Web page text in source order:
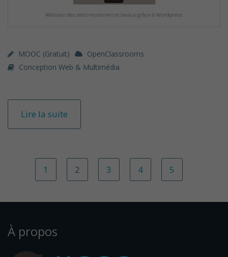
MOOC (gratuit)
OpenClassrooms
Conception Web & Multimédia
Lire la suite
1 2 3 4 5
À propos